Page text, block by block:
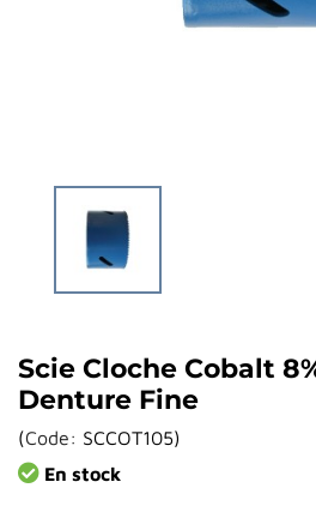
Scie Cloche Cobalt
Denture Fine
(Code: SCCOT105)
En stock